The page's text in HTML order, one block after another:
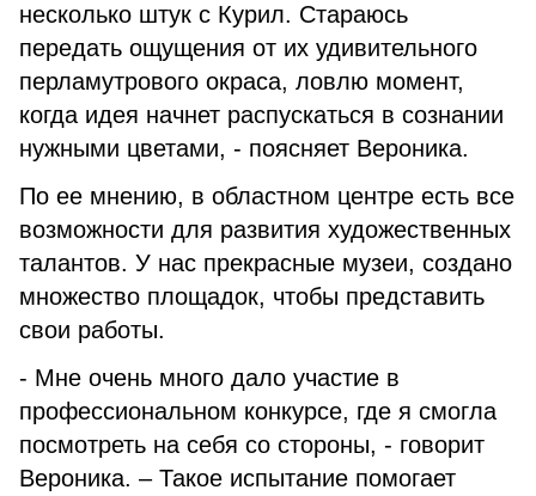
несколько штук с Курил. Стараюсь
передать ощущения от их удивительного
перламутрового окраса, ловлю момент,
когда идея начнет распускаться в сознании
нужными цветами, - поясняет Вероника.
По ее мнению, в областном центре есть все
возможности для развития художественных
талантов. У нас прекрасные музеи, создано
множество площадок, чтобы представить
свои работы.
- Мне очень много дало участие в
профессиональном конкурсе, где я смогла
посмотреть на себя со стороны, - говорит
Вероника. – Такое испытание помогает